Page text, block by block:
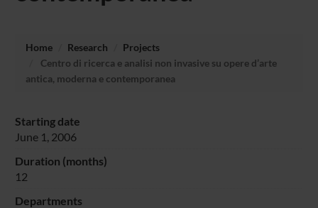
Home Research
Projects
Centro di ricerca e analisi non invasive su opere d’arte
antica, moderna e contemporanea
Starting date
June 1, 2006
Duration (months)
12
Departments